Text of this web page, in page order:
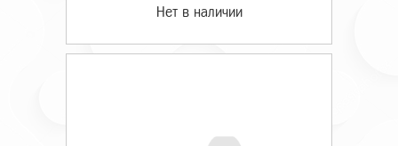
Нет в наличии